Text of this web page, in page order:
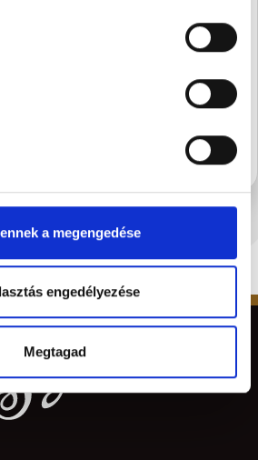
a megengedése
engedélyezése
Megtagad
elsőként értesülsz a